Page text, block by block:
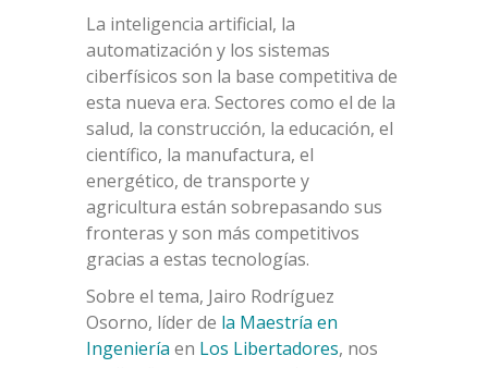
La inteligencia artificial, la
automatización y los sistemas
ciberfísicos son la base competitiva de
esta nueva era. Sectores como el de la
salud, la construcción, la educación, el
científico, la manufactura, el
energético, de transporte y
agricultura están sobrepasando sus
fronteras y son más competitivos
gracias a estas tecnologías.
Sobre el tema, Jairo Rodríguez
Osorno, líder de la Maestría en
Ingeniería en Los Libertadores, nos